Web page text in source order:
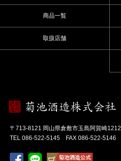
商品一覧
取扱店舗
〒713-8121 岡山県倉敷市玉島阿賀崎1212
TEL 086-522-5145 FAX 086-522-5146